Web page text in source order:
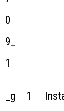
0
9_
1
_g
1